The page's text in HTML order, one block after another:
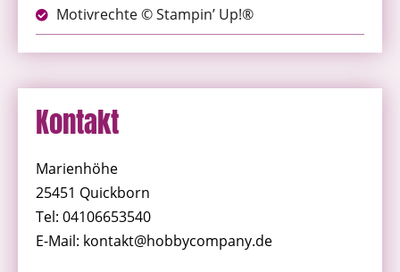
Motivrechte © Stampin’ Up!®
Kontakt
Marienhöhe
25451 Quickborn
Tel: 04106653540
E-Mail: kontakt@hobbycompany.de